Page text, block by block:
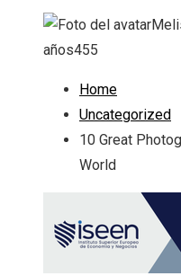
años455
Home
Uncategorized
10 Great
World